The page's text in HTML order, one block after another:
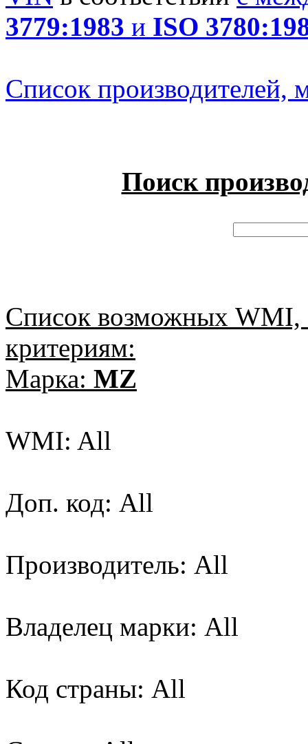
3779:1983 и ISO
Список производителей,
Поиск
Список возможных
критериям:
Марка: MZ
WMI: All
Доп. код: All
Производитель: All
Владелец марки: All
Код страны: All